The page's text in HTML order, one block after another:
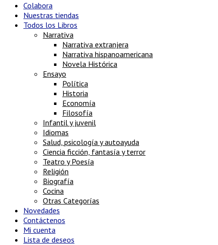
Colabora
Nuestras tiendas
Todos los Libros
Narrativa
Narrativa extranjera
Narrativa hispanoamericana
Novela Histórica
Ensayo
Política
Historia
Economía
Filosofía
Infantil y juvenil
Idiomas
Salud, psicología y autoayuda
Ciencia ficción, fantasía y terror
Teatro y Poesía
Religión
Biografía
Cocina
Otras Categorías
Novedades
Contáctenos
Mi cuenta
Lista de deseos